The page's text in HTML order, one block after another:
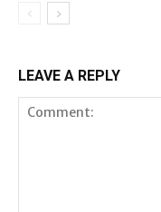
LEAVE A REPLY